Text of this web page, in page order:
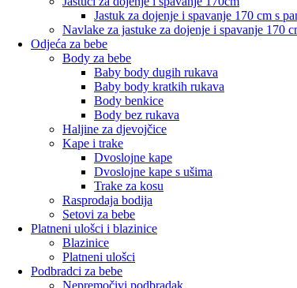
Jastuk za dojenje i spavanje 170 cm s
Navlake za jastuke za dojenje i spavanje 170
Odjeća za bebe
Body za bebe
Baby body dugih rukava
Baby body kratkih rukava
Body benkice
Body bez rukava
Haljine za djevojčice
Kape i trake
Dvoslojne kape
Dvoslojne kape s ušima
Trake za kosu
Rasprodaja bodija
Setovi za bebe
Platneni ulošci i blazinice
Blazinice
Platneni ulošci
Podbradci za bebe
Nepremočivi podbradak